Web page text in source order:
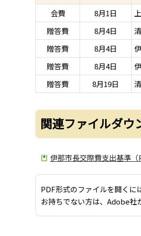
会費
8月1日
贈答費
8月4日
贈答費
8月4日
贈答費
8月4日
贈答費
8月19日
関連ファイルダウ
伊那市長交際費支出基準（
PDF形式のファイルを開くに
お持ちでない方は、Adobe社